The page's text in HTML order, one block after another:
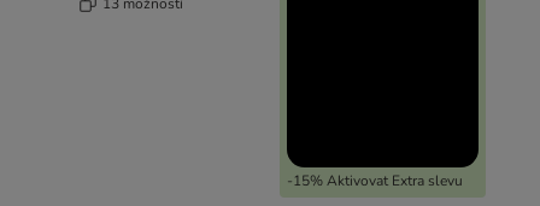
-15% Aktivovat Extra slevu